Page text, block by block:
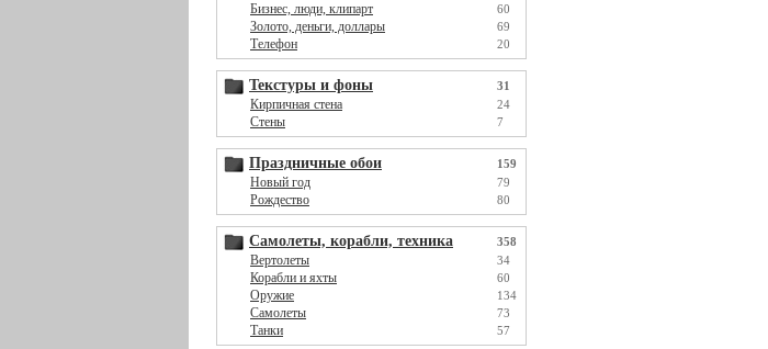
Бизнес, люди, клипарт 60
Золото, деньги, доллары 69
Телефон 20
Текстуры и фоны 31
Кирпичная стена 24
Стены 7
Праздничные обои 159
Новый год 79
Рождество 80
Самолеты, корабли, техника 358
Вертолеты 34
Корабли и яхты 60
Оружие 134
Самолеты 73
Танки 57